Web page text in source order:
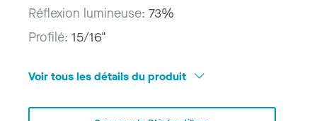
Réflexion lumineuse: 73%
Profilé: 15/16"
Voir tous les détails du produit